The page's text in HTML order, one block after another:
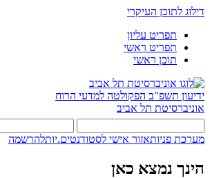
דילוג לתוכן העיקרי
תפריט עליון
תפריט ראשי
תוכן ראשי
ידיעון תשפ"ב הפקולטה למדעי הרוח
אוניברסיטת תל אביב
מערכת פניותאזור אישי לסטודנטים.יותלהרשמה
הינך נמצא כאן